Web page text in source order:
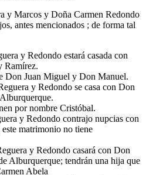
y Marcos y Doña Carmen Redondo
antes mencionados ; de forma tal
y Redondo estará casada con
Ramírez.
Juan Miguel y Don Manuel.
y Redondo se casa con Don
por nombre Cristóbal.
y Redondo contrajo nupcias con
matrimonio no tiene
y Redondo casará con Don
Alburquerque; tendrán una hija que
Abela